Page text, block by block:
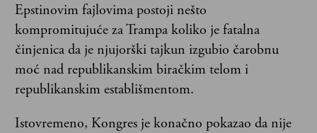
Epstinovim fajlovima postoji nešto
kompromitujuće za Trampa koliko je fatalna
činjenica da je njujorški tajkun izgubio čarobnu
moć nad republikanskim biračkim telom i
republikanskim establišmentom.
Istovremeno, Kongres je konačno pokazao da nije